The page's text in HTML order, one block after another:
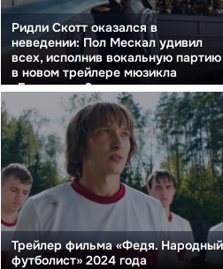
Ридли Скотт оказался в
неведении: Пол Мескал удивил
всех, исполнив вокальную партию
в новом трейлере мюзикла
«Гладиатор 2»
Трейлер фильма «Федя. Народный
футболист» 2024 года